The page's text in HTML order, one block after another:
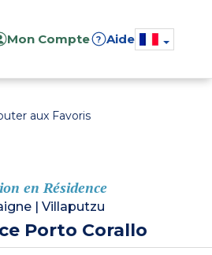
Mon Compte ? Aide
aux Favoris
en Résidence
| Villaputzu
Porto Corallo